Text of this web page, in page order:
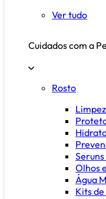
Ver tudo
Cuidados com a
Rosto
Olhos
Água
Kits